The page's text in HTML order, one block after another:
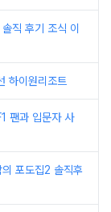
직 후기 조식 이
하이원리조트
팬과 입문자 사
포도집2 솔직후